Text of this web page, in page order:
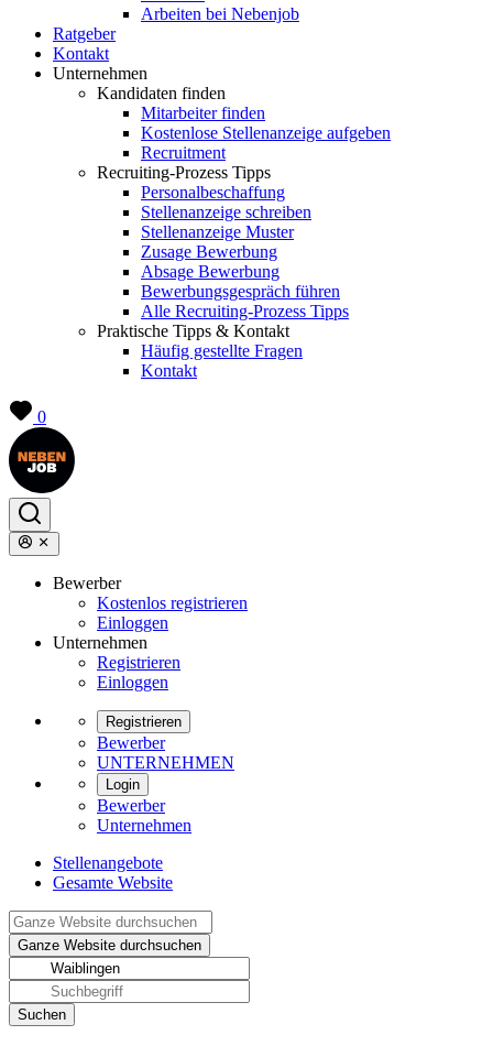
Arbeiten bei Nebenjob
Ratgeber
Kontakt
Unternehmen
Kandidaten finden
Mitarbeiter finden
Kostenlose Stellenanzeige aufgeben
Recruitment
Recruiting-Prozess Tipps
Personalbeschaffung
Stellenanzeige schreiben
Stellenanzeige Muster
Zusage Bewerbung
Absage Bewerbung
Bewerbungsgespräch führen
Alle Recruiting-Prozess Tipps
Praktische Tipps & Kontakt
Häufig gestellte Fragen
Kontakt
0
Bewerber
Kostenlos registrieren
Einloggen
Unternehmen
Registrieren
Einloggen
Registrieren
Bewerber
UNTERNEHMEN
Login
Bewerber
Unternehmen
Stellenangebote
Gesamte Website